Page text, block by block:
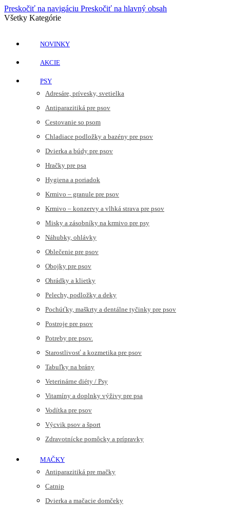
Preskočiť na navigáciu Preskočiť na hlavný obsah
Všetky Kategórie
NOVINKY
AKCIE
PSY
Adresáre, prívesky, svetielka
Antiparazitiká pre psov
Cestovanie so psom
Chladiace podložky a bazény pre psov
Dvierka a búdy pre psov
Hračky pre psa
Hygiena a poriadok
Krmivo – granule pre psov
Krmivo – konzervy a vlhká strava pre psov
Misky a zásobníky na krmivo pre psy
Náhubky, ohlávky
Oblečenie pre psov
Obojky pre psov
Ohrádky a klietky
Pelechy, podložky a deky
Pochúťky, maškrty a dentálne tyčinky pre psov
Postroje pre psov
Potreby pre psov.
Starostlivosť a kozmetika pre psov
Tabuľky na brány
Veterinárne diéty / Psy
Vitamíny a doplnky výživy pre psa
Vodítka pre psov
Výcvik psov a šport
Zdravotnícke pomôcky a prípravky
MAČKY
Antiparazitiká pre mačky
Catnip
Dvierka a mačacie domčeky